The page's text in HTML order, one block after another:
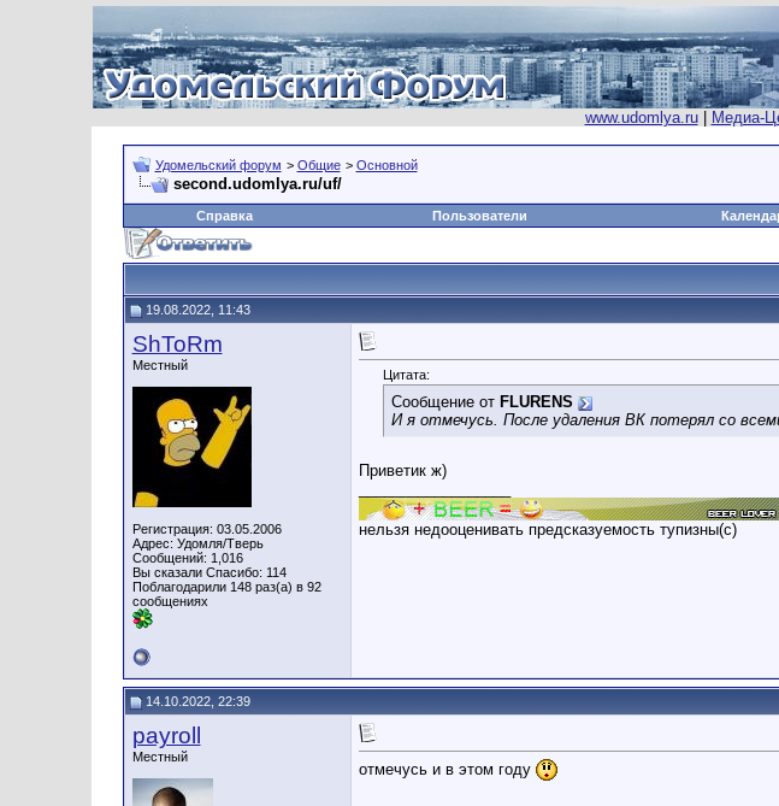
www.udomlya.ru| Медиа-
Удомельский форум > Общие > Основной
second.udomlya.ru/uf/
Справка
Пользователи
19.08.2022, 11:43
ShToRm
Местный
Регистрация: 03.05.2006
Адрес: Удомля/Тверь
Сообщений: 1,016
Вы сказали Спасибо: 114
Поблагодарили 148 раз(а) в 92
сообщениях
Цитата:
Сообщение от FLURENS
И я отмечусь. После удаления ВК потерял со
Приветик ж)
нельзя недооценивать предсказуемость тупизны(с)
14.10.2022, 22:39
payroll
Местный
отмечусь и в этом году